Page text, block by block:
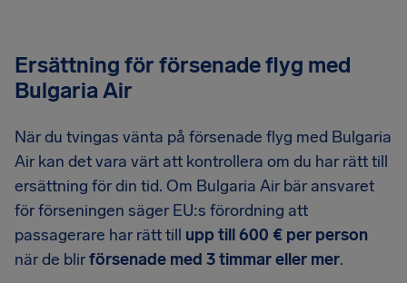
Ersättning för försenade flyg med
Bulgaria Air
När du tvingas vänta på försenade flyg med Bulgaria
Air kan det vara värt att kontrollera om du har rätt till
ersättning för din tid. Om Bulgaria Air bär ansvaret
för förseningen säger EU:s förordning att
passagerare har rätt till upp till 600 € per person
när de blirförsenade med 3 timmar eller mer.